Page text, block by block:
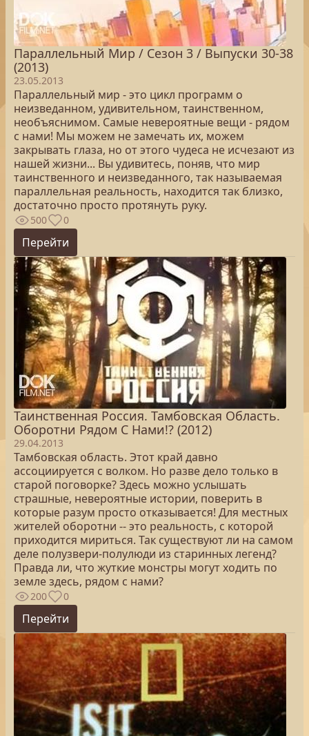
Параллельный Мир / Сезон 3 / Выпуски 30-38
(2013)
23.05.2013
Параллельный мир - это цикл программ о
неизведанном, удивительном, таинственном,
необъяснимом. Самые невероятные вещи - рядом
с нами! Мы можем не замечать их, можем
закрывать глаза, но от этого чудеса не исчезают из
нашей жизни... Вы удивитесь, поняв, что мир
таинственного и неизведанного, так называемая
параллельная реальность, находится так близко,
достаточно просто протянуть руку.
500 0
Перейти
Таинственная Россия. Тамбовская Область.
Оборотни Рядом С Нами!? (2012)
29.04.2013
Тамбовская область. Этот край давно
ассоциируется с волком. Но разве дело только в
старой поговорке? Здесь можно услышать
страшные, невероятные истории, поверить в
которые разум просто отказывается! Для местных
жителей оборотни -- это реальность, с которой
приходится мириться. Так существуют ли на самом
деле полузвери-полулюди из старинных легенд?
Правда ли, что жуткие монстры могут ходить по
земле здесь, рядом с нами?
200 0
Перейти